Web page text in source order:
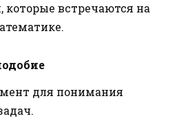
встречаются на
для понимания